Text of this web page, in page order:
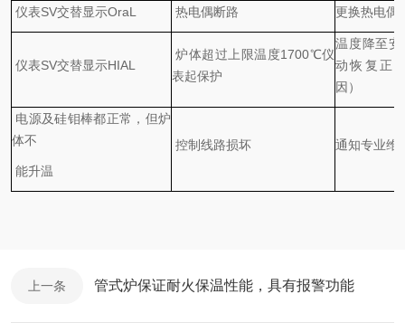
仪表SV交替显示OraL 热电偶断路 更换热电偶
仪表SV交替显示HIAL
炉体超过上限温度1700℃仪
表起保护
温度降至
动恢复正
因）
电源及硅钼棒都正常，但炉
体不
能升温
控制线路损坏 通知专业维
上一条 管式炉保证耐火保温性能，具有报警功能